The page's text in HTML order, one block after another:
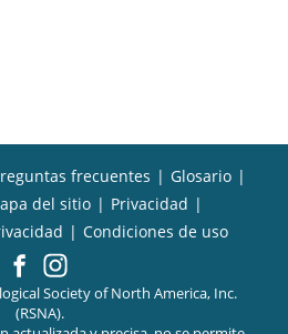
frecuentes | Glosario |
del sitio | Privacidad |
| Condiciones de uso
Society of North America, Inc.
(RSNA).